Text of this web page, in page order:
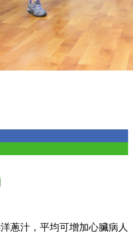
蔥汁，平均可增加心臟病人